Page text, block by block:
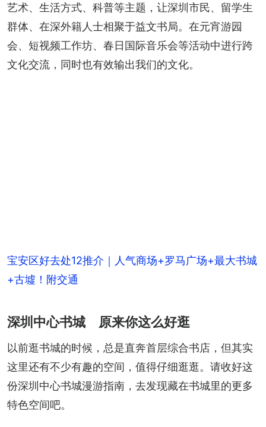
艺术、生活方式、科普等主题，让深圳市民、留学生
群体、在深外籍人士相聚于益文书局。在元宵游园
会、短视频工作坊、春日国际音乐会等活动中进行跨
文化交流，同时也有效输出我们的文化。
宝安区好去处12推介｜人气商场+罗马广场+最大书城
+古墟！附交通
深圳中心书城 原来你这么好逛
以前逛书城的时候，总是直奔首层综合书店，但其实
这里还有不少有趣的空间，值得仔细逛逛。请收好这
份深圳中心书城漫游指南，去发现藏在书城里的更多
特色空间吧。